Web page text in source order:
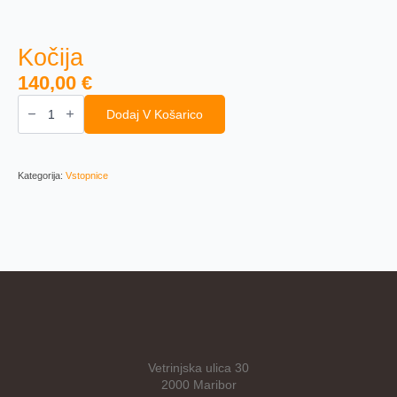
Kočija
140,00 €
Kočija
količina
Dodaj V Košarico
Kategorija: Vstopnice
Vetrinjska ulica 30
2000 Maribor